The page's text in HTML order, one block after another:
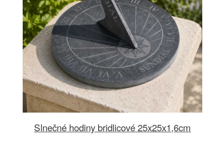
Slnečné hodiny bridlicové 25x25x1,6cm